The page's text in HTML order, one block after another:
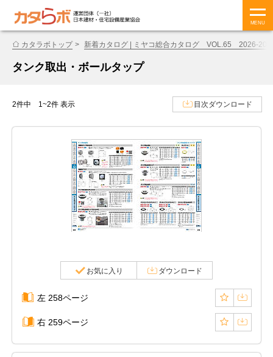
MENU
カタラボトップ 新着カタログ | ミヤコ総合カタログ VOL.65 2026-
タンク取出・ボールタップ
2件中 1~2件 表示 目次ダウンロード
お気に入り ダウンロード
左 258ページ
右 259ページ